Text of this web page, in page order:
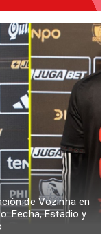
de Vozinha en
Fecha, Estadio y